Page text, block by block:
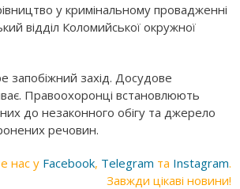
у кримінальному провадженні
відділ Коломийської окружної
запобіжний захід. Досудове
Правоохоронці встановлюють
до незаконного обігу та джерело
речовин.
нас у Facebook, Telegram та Instagram.
Завжди цікаві новини!